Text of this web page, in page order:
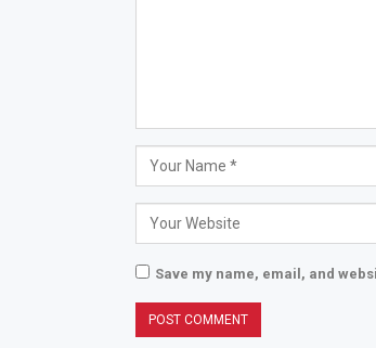
Save my name, email, and